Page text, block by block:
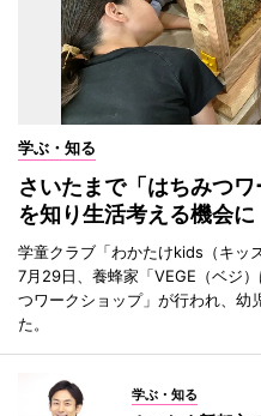
学ぶ・知る
さいたまで「はちみつ
を知り生活考える機会に
学童クラブ「わかたけkids（キッ
7月29日、養蜂家「VEGE（ベジ
つワークショップ」が行われ、幼
た。
学ぶ・知る